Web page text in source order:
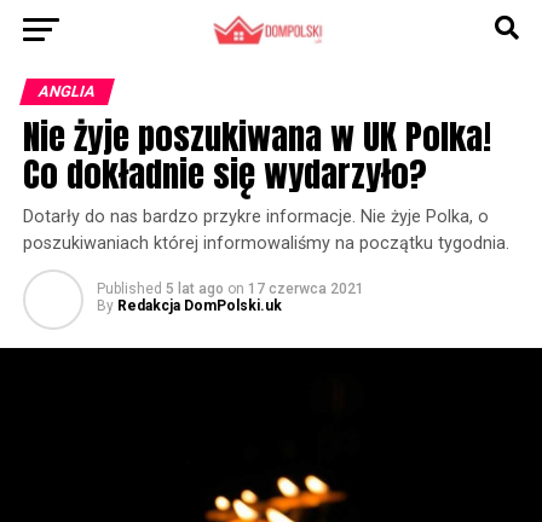
ANGLIA
Nie żyje poszukiwana w UK Polka!
Co dokładnie się wydarzyło?
Dotarły do nas bardzo przykre informacje. Nie żyje Polka, o
poszukiwaniach której informowaliśmy na początku tygodnia.
Published 5 lat ago on 17 czerwca 2021
By Redakcja DomPolski.uk